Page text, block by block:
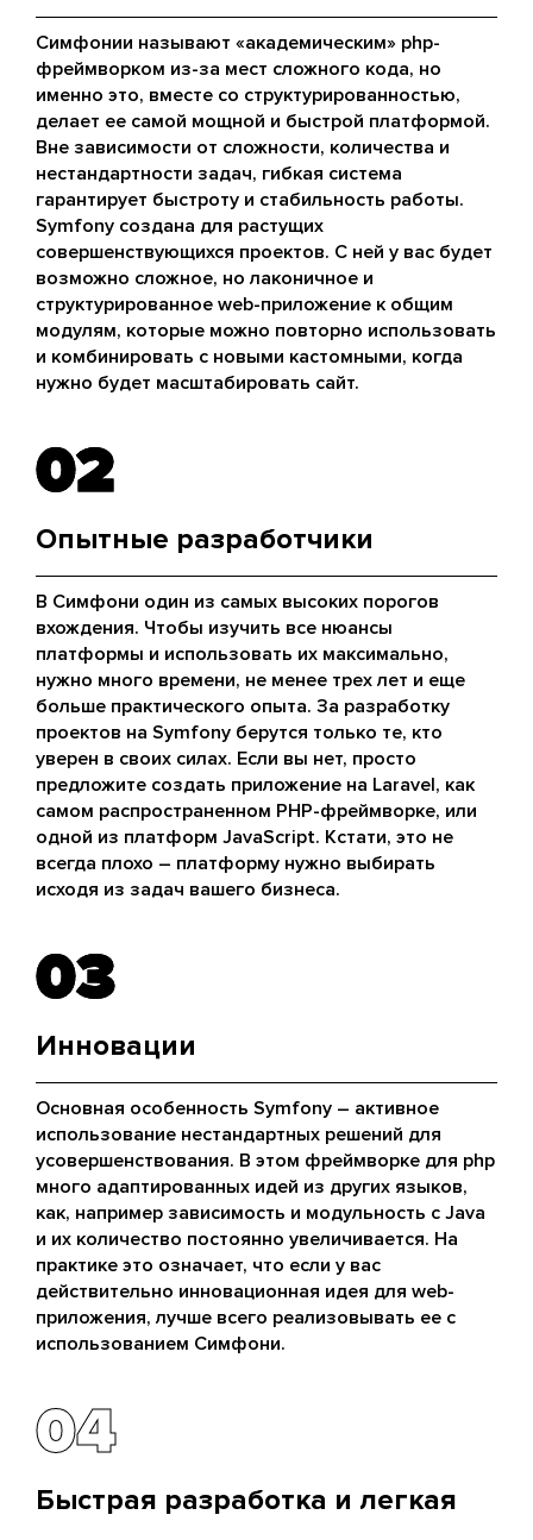
Симфонии называют «академическим» php-
фреймворком из-за мест сложного кода, но
именно это, вместе со структурированностью,
делает ее самой мощной и быстрой платформой.
Вне зависимости от сложности, количества и
нестандартности задач, гибкая система
гарантирует быстроту и стабильность работы.
Symfony создана для растущих
совершенствующихся проектов. С ней у вас будет
возможно сложное, но лаконичное и
структурированное web-приложение к общим
модулям, которые можно повторно использовать
и комбинировать с новыми кастомными, когда
нужно будет масштабировать сайт.
02
02
Опытные разработчики
В Симфони один из самых высоких порогов
вхождения. Чтобы изучить все нюансы
платформы и использовать их максимально,
нужно много времени, не менее трех лет и еще
больше практического опыта. За разработку
проектов на Symfony берутся только те, кто
уверен в своих силах. Если вы нет, просто
предложите создать приложение на Laravel, как
самом распространенном PHP-фреймворке, или
одной из платформ JavaScript. Кстати, это не
всегда плохо – платформу нужно выбирать
исходя из задач вашего бизнеса.
03
03
Инновации
Основная особенность Symfony – активное
использование нестандартных решений для
усовершенствования. В этом фреймворке для php
много адаптированных идей из других языков,
как, например зависимость и модульность с Java
и их количество постоянно увеличивается. На
практике это означает, что если у вас
действительно инновационная идея для web-
приложения, лучше всего реализовывать ее с
использованием Симфони.
04
04
Быстрая разработка и легкая